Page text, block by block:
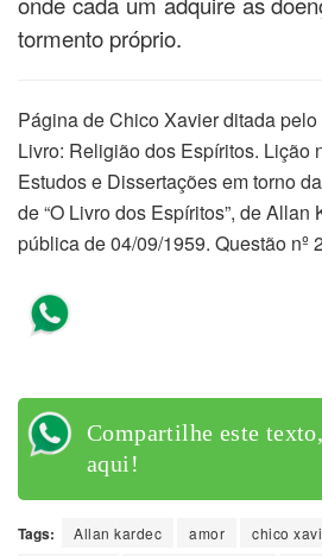
tormento próprio.
Página de Chico Xavier ditada
Livro: Religião dos Espíritos. Lição
Estudos e Dissertações em torno
de “O Livro dos Espíritos”, de Allan
pública de 04/09/1959. Questão nº
Compartilhe este
aqui!
Tags: Allan kardec amor chico